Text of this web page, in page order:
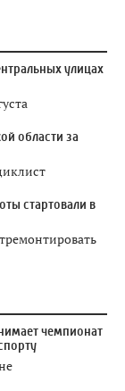
улицах
области за
стартовали в
чемпионат